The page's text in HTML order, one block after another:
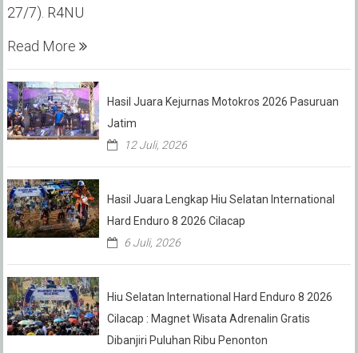
27/7). R4NU
Read More
Hasil Juara Kejurnas Motokros 2026 Pasuruan
Jatim
12 Juli, 2026
Hasil Juara Lengkap Hiu Selatan International
Hard Enduro 8 2026 Cilacap
6 Juli, 2026
Hiu Selatan International Hard Enduro 8 2026
Cilacap : Magnet Wisata Adrenalin Gratis
Dibanjiri Puluhan Ribu Penonton